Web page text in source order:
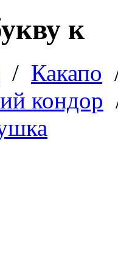
к
/ Какапо
кондор